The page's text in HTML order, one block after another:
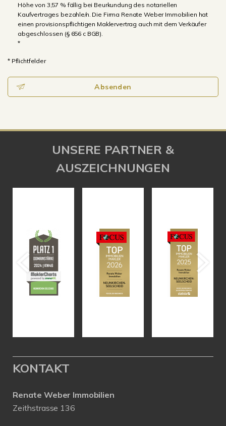
Höhe von 3,57 % fällig bei Beurkundung des notariellen
Kaufvertrages bezahle/n. Die Firma Renate Weber Immobilien hat
einen provisionspflichtigen Maklervertrag auch mit dem Verkäufer
abgeschlossen (§ 656 c BGB).
*
* Pflichtfelder
Absenden
UNSERE PARTNER &
AUSZEICHNUNGEN
KONTAKT
Renate Weber Immobilien
Zeithstrasse 136